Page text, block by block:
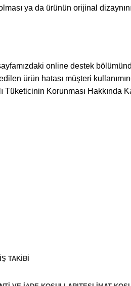
ya da ürünün orijinal
online destek
ürün hatası müşteri
Korunması Hakkında
TAKİBİ